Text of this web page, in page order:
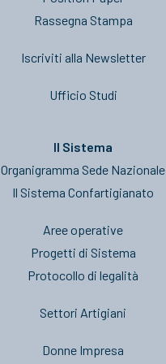
Rassegna Stampa
Iscriviti alla Newsletter
Ufficio Studi
Il Sistema
Organigramma Sede Nazionale
Il Sistema Confartigianato
Aree operative
Progetti di Sistema
Protocollo di legalità
Settori Artigiani
Donne Impresa